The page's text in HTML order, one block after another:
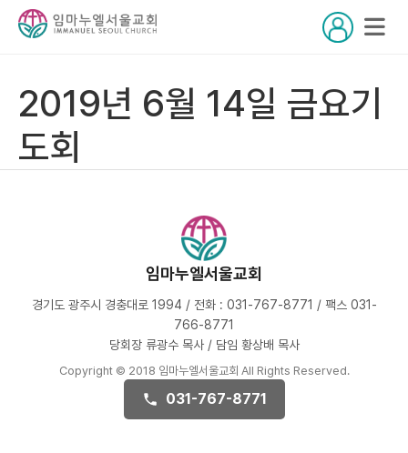
2019년 6월 14일 금요기
도회
임마누엘서울교회
경기도 광주시 경충대로 1994 / 전화 : 031-767-8771 / 팩스 031-
766-8771
당회장 류광수 목사 / 담임 황상배 목사
Copyright © 2018 임마누엘서울교회 All Rights Reserved.
031-767-8771